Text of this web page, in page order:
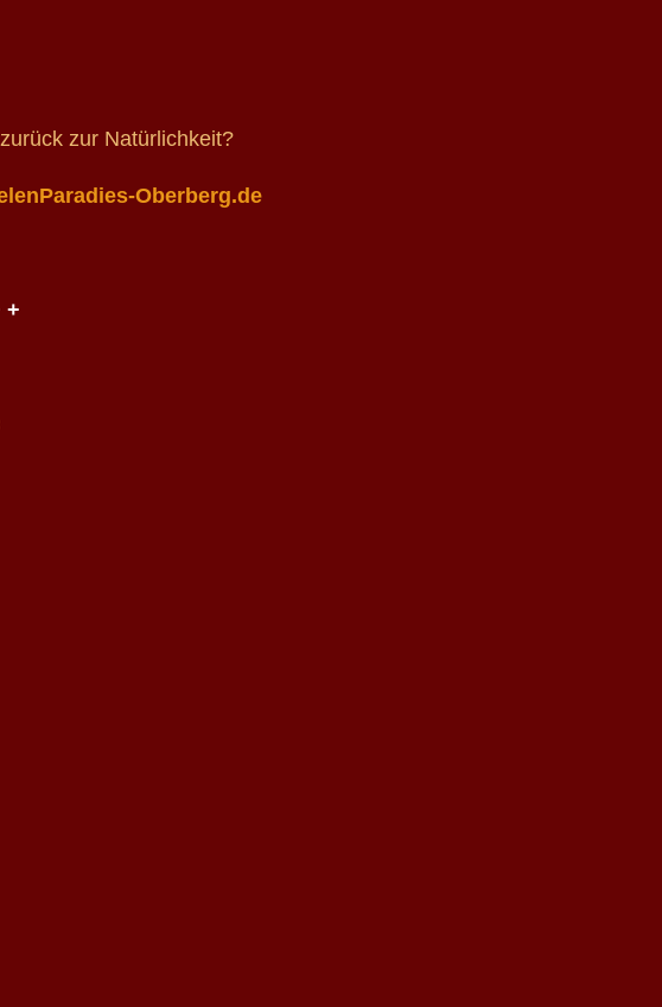
zur Natürlichkeit?
Oberberg.de
+